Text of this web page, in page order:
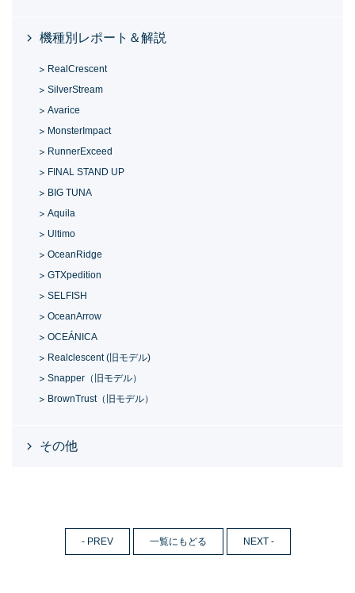
機種別レポート＆解説
RealCrescent
SilverStream
Avarice
MonsterImpact
RunnerExceed
FINAL STAND UP
BIG TUNA
Aquila
Ultimo
OceanRidge
GTXpedition
SELFISH
OceanArrow
OCEÁNICA
Realclescent (旧モデル)
Snapper（旧モデル）
BrownTrust（旧モデル）
その他
- PREV 一覧にもどる NEXT -